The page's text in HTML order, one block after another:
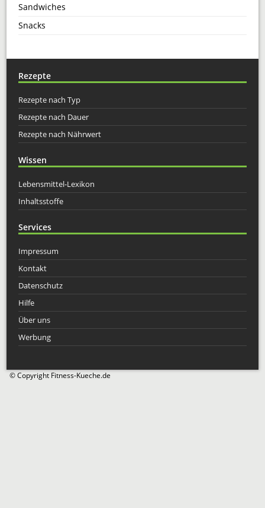
Sandwiches
Snacks
Rezepte
Rezepte nach Typ
Rezepte nach Dauer
Rezepte nach Nährwert
Wissen
Lebensmittel-Lexikon
Inhaltsstoffe
Services
Impressum
Kontakt
Datenschutz
Hilfe
Über uns
Werbung
© Copyright Fitness-Kueche.de